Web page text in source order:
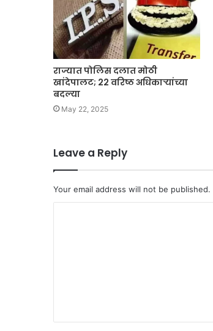
राज्यात पोलिस दलात मोठी
खांदेपालट; 22 वरिष्ठ अधिकाऱ्यांच्या
बदल्या
May 22, 2025
Leave a Reply
Your email address will not be published.
t